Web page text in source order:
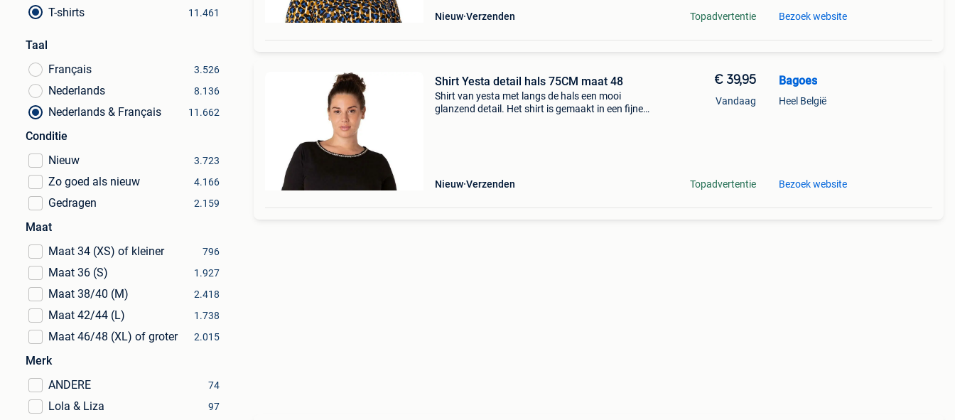
T-shirts
11.461
Taal
Français
3.526
Nederlands 8.136
Nederlands & Français 11.662
Conditie
Nieuw
3.723
Zo goed als nieuw 4.166
Gedragen 2.159
Maat
Maat 34 (XS) of kleiner
796
Maat 36 (S) 1.927
Maat 38/40 (M) 2.418
Maat 42/44 (L) 1.738
Maat 46/48 (XL) of groter 2.015
Merk
ANDERE
74
Lola & Liza 97
Nieuw Verzenden Topadvertentie Bezoek website
Shirt Yesta detail hals 75CM maat 48
Shirt van yesta met langs de hals een mooi
glanzend detail. Het shirt is gemaakt in een fijne
Nieuw Verzenden
€ 39,95
Vandaag
Topadvertentie
Bagoes
Heel België
Bezoek website